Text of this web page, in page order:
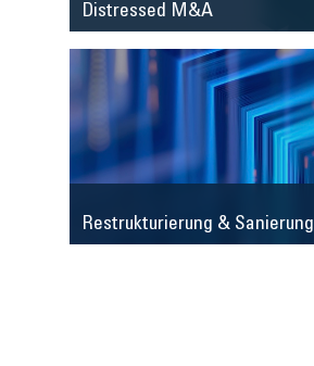
Distressed M&A
Restrukturierung & Sanierung